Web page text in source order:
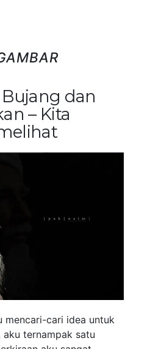
dan
– Kita
mencari-cari idea untuk
ternampak satu